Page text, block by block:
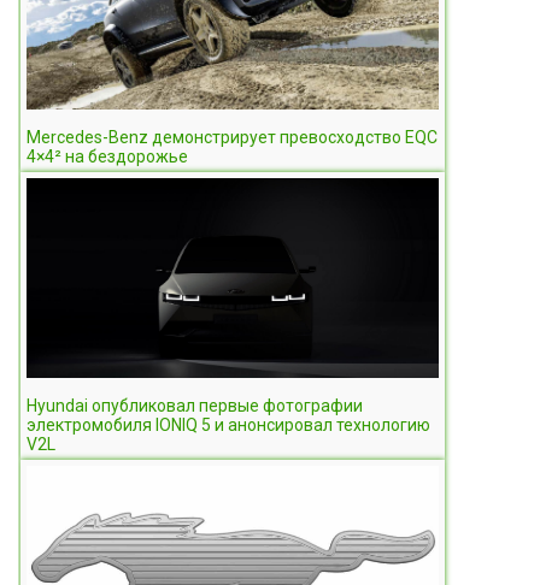
Mercedes-Benz демонстрирует превосходство EQC
4×4² на бездорожье
Hyundai опубликовал первые фотографии
электромобиля IONIQ 5 и анонсировал технологию
V2L